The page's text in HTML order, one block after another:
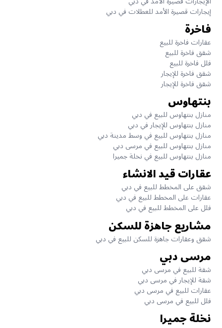
إيجارات قصيرة الأمد للعطلات في دبي
فاخرة
عقارات فاخرة للبيع
شقق فاخرة للبيع
فلل فاخرة للبيع
شقق فاخرة للإيجار
شقق فاخرة للإيجار
بنتهاوس
منازل بنتهاوس للبيع في دبي
منازل بنتهاوس للإيجار في دبي
منازل بنتهاوس للبيع في وسط مدينة دبي
منازل بنتهاوس للبيع في مرسى دبي
منازل بنتهاوس للبيع في نخلة جميرا
عقارات قيد الانشاء
شقق على المخطط للبيع في دبي
عقارات على المخطط للبيع في دبي
فلل على المخطط للبيع في دبي
مشاريع جاهزة للسكن
شقق وعقارات جاهزة للسكن للبيع في دبي
مرسى دبي
شقة للبيع في مرسى دبي
شقة للإيجار في مرسى دبي
عقارات للبيع في مرسى دبي
فلل للبيع في مرسى دبي
نخلة جميرا